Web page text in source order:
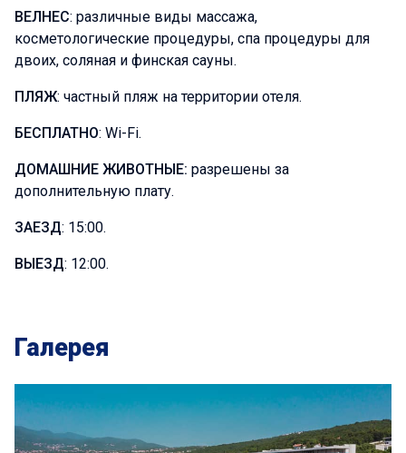
ВЕЛНЕС: различные виды массажа,
косметологические процедуры, спа процедуры для
двоих, соляная и финская сауны.
ПЛЯЖ: частный пляж на территории отеля.
БЕСПЛАТНО: Wi-Fi.
ДОМАШНИЕ ЖИВОТНЫЕ: разрешены за
дополнительную плату.
ЗАЕЗД: 15:00.
ВЫЕЗД: 12:00.
Галерея